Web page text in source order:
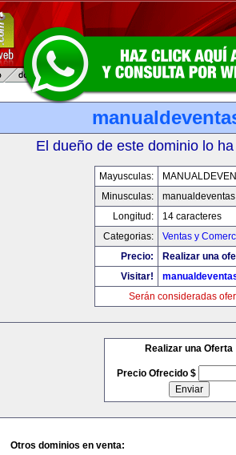
El dueño de este dominio lo
Mayusculas:
Minusculas:
Longitud:
14 caracteres
Categorias:
Ventas y
Precio:
Realizar una
Visitar!
Serán consideradas
Realizar una Oferta
Precio Ofrecido $
Otros dominios en venta: